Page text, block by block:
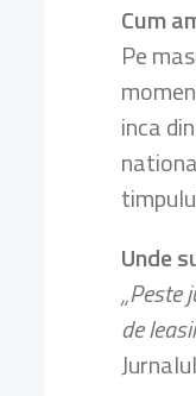
Cum
Pe
inca
Unde
„Peste
de